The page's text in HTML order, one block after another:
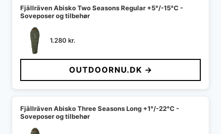
Fjällräven Abisko Two Seasons Regular +5°/-15°C -
Soveposer og tilbehør
1.280 kr.
OUTDOORNU.DK →
Fjällräven Abisko Three Seasons Long +1°/-22°C -
Soveposer og tilbehør